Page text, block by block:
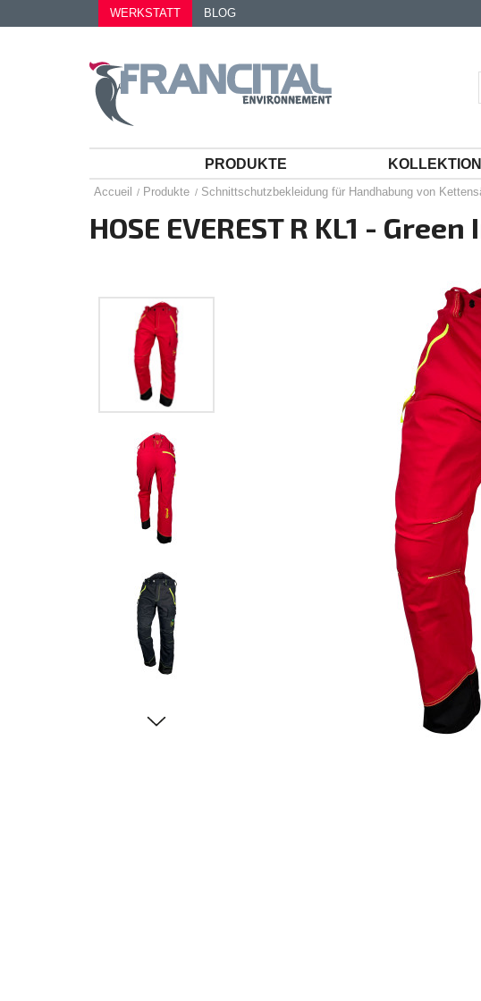
WERKSTATT BLOG
PRODUKTE
Accueil Produkte Schnittschutzbekleidung für Handhabung von
HOSE EVEREST R KL1 -